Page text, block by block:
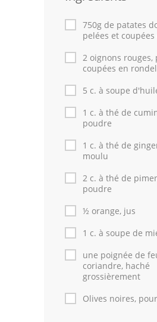
Recettes marocaine
Cuisine Algérienne
Cuisine Tunisienne
Cuisine Juive
Cuisine Libanaise
Actualités
Astuces de cuisine
Fêtes Religieuses
Chefs
750g de patates
pelées et coupées
2 oignons rouges,
coupées en
5 c. à soupe
1 c. à thé de
poudre
1 c. à thé de
moulu
2 c. à thé de
poudre
½ orange, jus
1 c. à soupe de
une poignée de
coriandre, haché
grossièrement
Olives noires,